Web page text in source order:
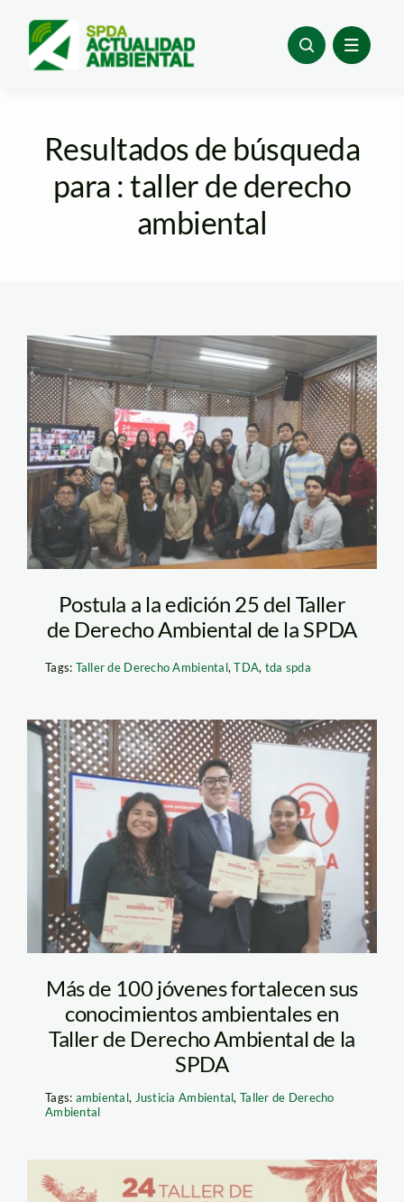
content
Resultados de búsqueda
para : taller de derecho
ambiental
24 taller de derecho
ambiental SPDA
Postula a la edición 25 del Taller
de Derecho Ambiental de la SPDA
Tags: Taller de Derecho Ambiental,TDA, tda spda
Taller de Derecho
Ambiental (2)
Más de 100 jóvenes fortalecen sus
conocimientos ambientales en
Taller de Derecho Ambiental de la
SPDA
Tags: ambiental, Justicia Ambiental, Taller de Derecho
Ambiental